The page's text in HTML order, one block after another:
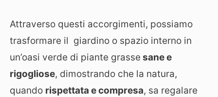
Attraverso questi accorgimenti, possiamo
trasformare il giardino o spazio interno in
un’oasi verde di piante grasse sane e
rigogliose, dimostrando che la natura,
quando rispettata e compresa, sa regalare